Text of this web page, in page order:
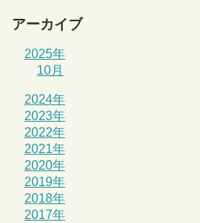
アーカイブ
2025年
10月
2024年
2023年
2022年
2021年
2020年
2019年
2018年
2017年